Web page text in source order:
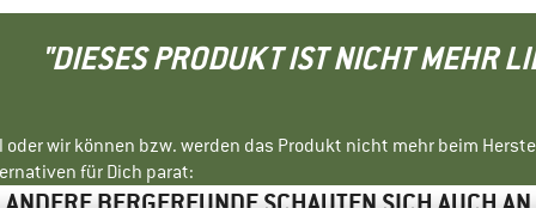
"DIESES PRODUKT IST NICHT MEHR
wir können bzw. werden das Produkt nicht mehr beim
für Dich parat: